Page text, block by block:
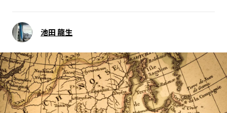
栃木エリア
群馬エリア
埼玉エリア
東京23区エリア
神奈川エリア
新潟エリア
富山エリア
石川エリア
福井エリア
山梨エリア
長野エリア
岐阜エリア
池田 龍生